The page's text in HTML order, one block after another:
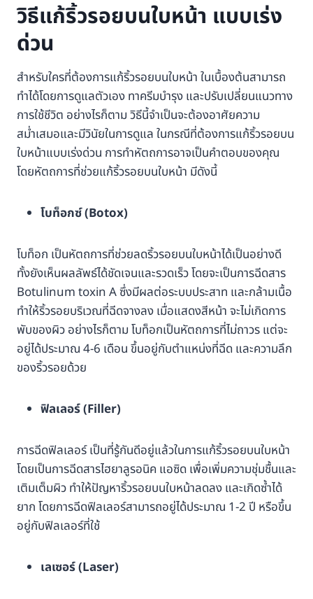
วิธีแก้ริ้วรอยบนใบหน้า แบบเร่ง
ด่วน
สำหรับใครที่ต้องการแก้ริ้วรอยบนใบหน้า ในเบื้องต้นสามารถ
ทำได้โดยการดูแลตัวเอง ทาครีมบำรุง และปรับเปลี่ยนแนวทาง
การใช้ชีวิต อย่างไรก็ตาม วิธีนี้จำเป็นจะต้องอาศัยความ
สม่ำเสมอและมีวินัยในการดูแล ในกรณีที่ต้องการแก้ริ้วรอยบน
ใบหน้าแบบเร่งด่วน การทำหัตถการอาจเป็นคำตอบของคุณ
โดยหัตถการที่ช่วยแก้ริ้วรอยบนใบหน้า มีดังนี้
โบท็อกซ์ (Botox)
โบท็อก เป็นหัตถการที่ช่วยลดริ้วรอยบนใบหน้าได้เป็นอย่างดี
ทั้งยังเห็นผลลัพธ์ได้ชัดเจนและรวดเร็ว โดยจะเป็นการฉีดสาร
Botulinum toxin A ซึ่งมีผลต่อระบบประสาท และกล้ามเนื้อ
ทำให้ริ้วรอยบริเวณที่ฉีดจางลง เมื่อแสดงสีหน้า จะไม่เกิดการ
พับของผิว อย่างไรก็ตาม โบท็อกเป็นหัตถการที่ไม่ถาวร แต่จะ
อยู่ได้ประมาณ 4-6 เดือน ขึ้นอยู่กับตำแหน่งที่ฉีด และความลึก
ของริ้วรอยด้วย
ฟิลเลอร์ (Filler)
การฉีดฟิลเลอร์ เป็นที่รู้กันดีอยู่แล้วในการแก้ริ้วรอยบนใบหน้า
โดยเป็นการฉีดสารไฮยาลูรอนิค แอซิด เพื่อเพิ่มความชุ่มชื้นและ
เติมเต็มผิว ทำให้ปัญหาริ้วรอยบนใบหน้าลดลง และเกิดซ้ำได้
ยาก โดยการฉีดฟิลเลอร์สามารถอยู่ได้ประมาณ 1-2 ปี หรือขึ้น
อยู่กับฟิลเลอร์ที่ใช้
เลเซอร์ (Laser)